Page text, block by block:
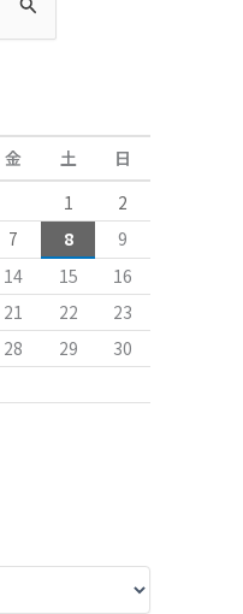
金 土
日
1
2
7 8
9
14 15
16
21 22
23
28 29
30